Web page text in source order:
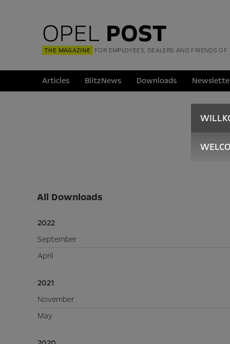
OPEL POST
THE MAGAZINE FOR EMPLOYEES, DEALERS AND FRIENDS
Articles BlitzNews Downloads
All Downloads
2022
September
April
2021
November
May